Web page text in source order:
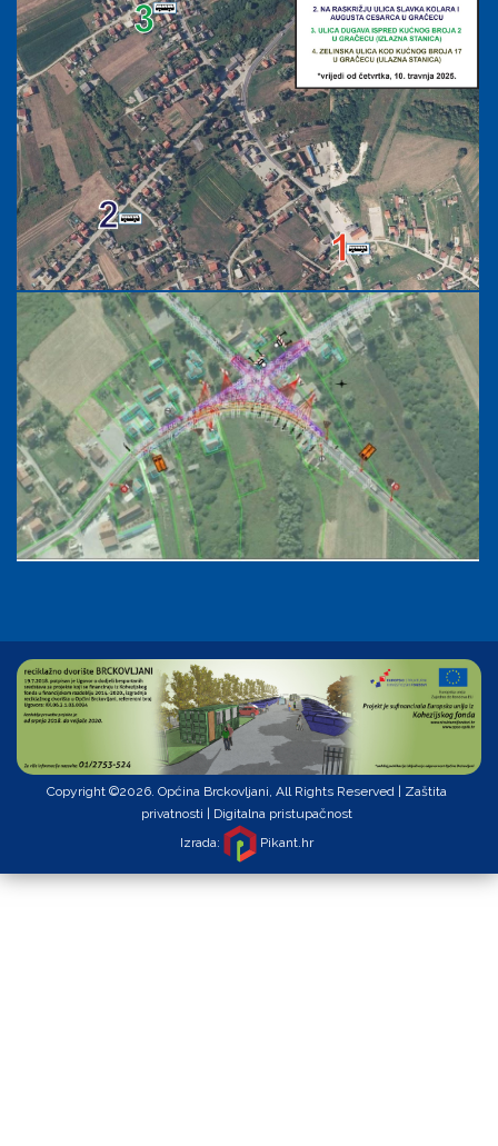
Copyright ©2026. Općina Brckovljani, All Rights Reserved |
Zaštita
privatnosti
Digitalna pristupačnost
Izrada:
Pikant.hr